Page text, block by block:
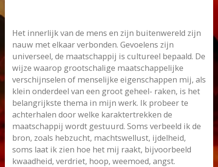
Het innerlijk van de mens en zijn buitenwereld zijn
nauw met elkaar verbonden. Gevoelens zijn
universeel, de maatschappij is cultureel bepaald. De
wijze waarop grootschalige maatschappelijke
verschijnselen of menselijke eigenschappen mij, als
klein onderdeel van een groot geheel- raken, is het
belangrijkste thema in mijn werk. Ik probeer te
achterhalen door welke karaktertrekken de
maatschappij wordt gestuurd. Soms verbeeld ik de
bron, zoals hebzucht, machtswellust, ijdelheid,
soms laat ik zien hoe het mij raakt, bijvoorbeeld
kwaadheid, verdriet, hoop, weemoed, angst.